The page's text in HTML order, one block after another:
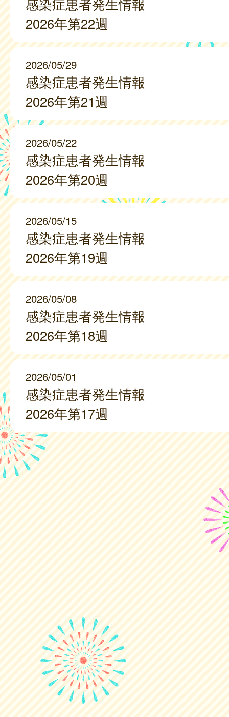
2026年第22週
2026/05/29
感染症患者発生情報
2026年第21週
2026/05/22
感染症患者発生情報
2026年第20週
2026/05/15
感染症患者発生情報
2026年第19週
2026/05/08
感染症患者発生情報
2026年第18週
2026/05/01
感染症患者発生情報
2026年第17週